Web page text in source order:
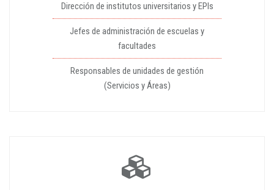
Dirección de institutos universitarios y EPIs
Jefes de administración de escuelas y
facultades
Responsables de unidades de gestión
(Servicios y Áreas)